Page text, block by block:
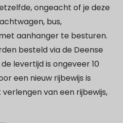
ongeacht of je deze
bus,
aanhanger te besturen.
besteld via de Deense
levertijd is ongeveer 10
een nieuw rijbewijs is
van een rijbewijs,